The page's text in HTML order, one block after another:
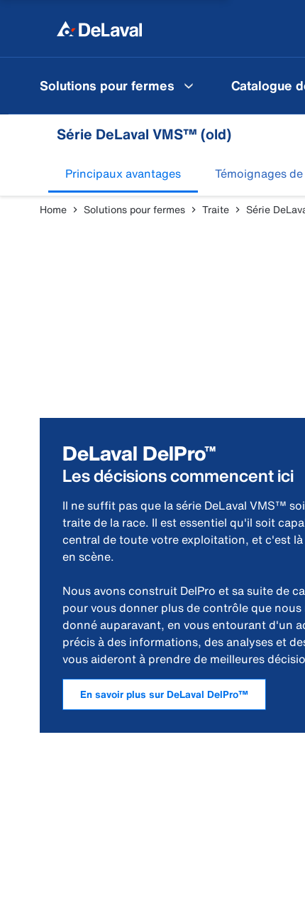
Solutions pour fermes Catalogue
Série DeLaval VMS™ (old)
Principaux avantages Témoignages
Home Solutions pour fermes Traite Série
DeLaval DelPro™
Les décisions commencent ici
Il ne suffit pas que la série DeLaval VMS™
traite de la race. Il est essentiel qu'il soit
central de toute votre exploitation, et c'est
en scène.
Nous avons construit DelPro et sa suite de
pour vous donner plus de contrôle que nous
donné auparavant, en vous entourant d'un
précis à des informations, des analyses et
vous aideront à prendre de meilleures
En savoir plus sur DeLaval DelPro™